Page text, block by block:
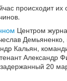
происходит их
Центром
Кальян,
Александр
20